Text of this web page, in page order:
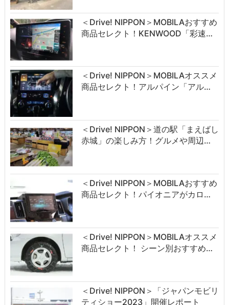
＜Drive! NIPPON＞MOBILAおすすめ
商品セレクト！KENWOOD「彩速…
＜Drive! NIPPON＞MOBILAオススメ
商品セレクト！アルパイン「アル…
＜Drive! NIPPON＞道の駅「まえばし
赤城」の楽しみ方！グルメや周辺…
＜Drive! NIPPON＞MOBILAおすすめ
商品セレクト！パイオニアがカロ…
＜Drive! NIPPON＞MOBILAオススメ
商品セレクト！ シーン別おすすめ…
＜Drive! NIPPON＞「ジャパンモビリ
ティショー2023」開催レポート